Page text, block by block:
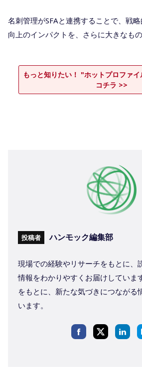
名刺管理がSFAと連携することで、戦
向上のインパクトを、さらに大きなも
もっと知りたい！ "ホットプロファ
コチラ >>
投稿者 ハンモック編集部
現場での経験やリサーチをもとに、
情報をわかりやすくお届けしていま
をもとに、新たな気づきにつながる
います。